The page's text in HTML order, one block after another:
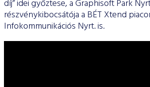
díj” idei győztese, a Graphisoft Park
részvénykibocsátója a BÉT Xtend
Infokommunikációs Nyrt. is.